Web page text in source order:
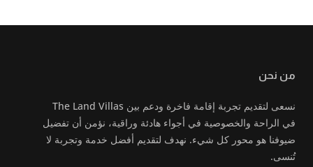
من نحن
نسعى لتقديم تجربة إقامة فاخرة ودعم بين The Land Villas
في الراحة والخصوصية في أجواء هادئة وراقية، نؤمن أن تفضيل
ضيوفنا هو محور كل شيء. نهدف لتقديم أفضل خدمة وتجربة لا
تُنسى.